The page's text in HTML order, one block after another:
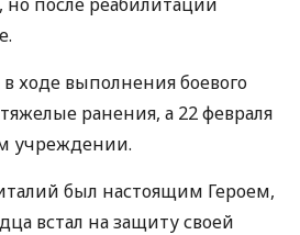
в ходе выполнения боевого
ранения, а 22 февраля
учреждении.
был настоящим Героем,
встал на защиту своей